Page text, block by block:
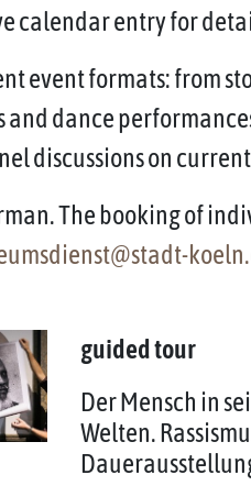
calendar entry for
event formats: from
and dance
discussions on
The booking of
guided tour
Der Mensch in
Welten.